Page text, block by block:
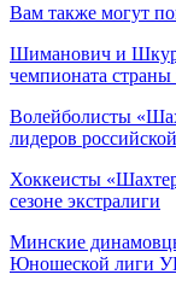
Вам также могут
Шиманович и
чемпионата
Волейболисты
лидеров
Хоккеисты
сезоне экстралиги
Минские
Юношеской лиги